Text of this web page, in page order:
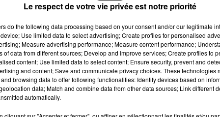
dessous) pour inciter les jeunes à se protéger lors de
Emoji en forme de préservatif, le géant DUREX
a utilisé
gouttes d'eau. Et visiblement, ça fonctionne ! Et pour
entre 16 ans et 35 ans affirment utiliser
la persévérance de la marque de préservatifs,la définition
(leWikipedia
Le respect de votre vie privée est notre priorité
do the following data processing based on your consent and/or our legitimate
Use limited data to select advertising; Create profiles for personalised
Measure advertising performance; Measure content performance;
of data from different sources; Develop and improve services; Create profiles to
content; Use limited data to select content; Ensure security, prevent and
and content; Save and communicate privacy choices. These technologies
browsing data to offer following functionalities: Identify devices based on
data; Match and combine data from other data sources; Link different
automatically.